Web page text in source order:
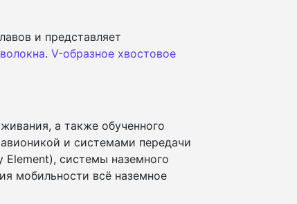
и представляет
. V-образное хвостовое
а также обученного
и системами передачи
Element), системы наземного
мобильности всё наземное